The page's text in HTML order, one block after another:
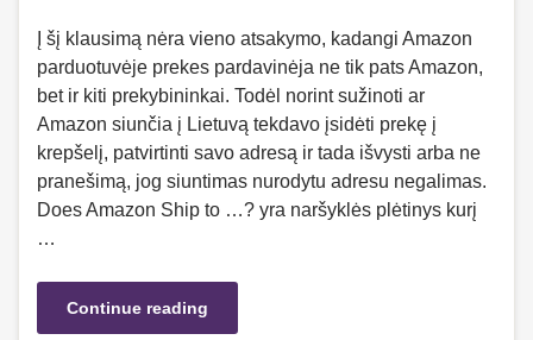
Į šį klausimą nėra vieno atsakymo, kadangi Amazon
parduotuvėje prekes pardavinėja ne tik pats Amazon,
bet ir kiti prekybininkai. Todėl norint sužinoti ar
Amazon siunčia į Lietuvą tekdavo įsidėti prekę į
krepšelį, patvirtinti savo adresą ir tada išvysti arba ne
pranešimą, jog siuntimas nurodytu adresu negalimas.
Does Amazon Ship to …? yra naršyklės plėtinys kurį
…
Continue reading